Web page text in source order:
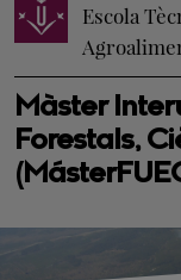
Màster
Forestals,
Escola